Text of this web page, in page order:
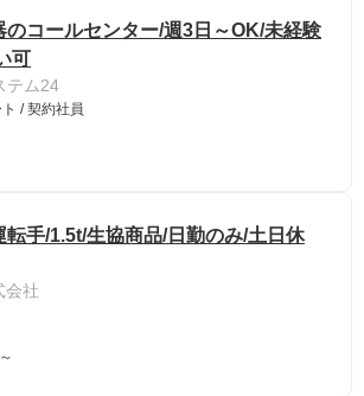
のコールセンター/週3日～OK/未経験
可
テム24
/ 契約社員
転手/1.5t/生協商品/日勤のみ/土日休
会社